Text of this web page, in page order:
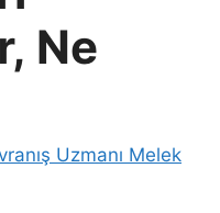
Ne
Uzmanı Melek